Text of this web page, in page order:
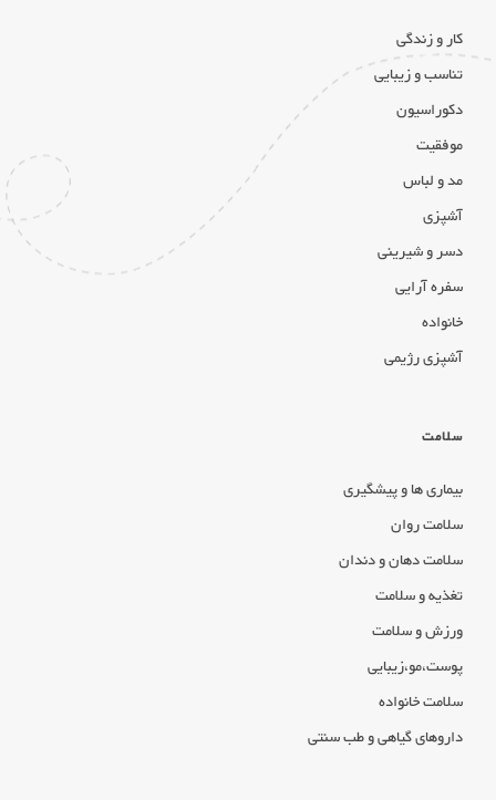
کار و زندگی
تناسب و زیبایی
دکوراسیون
موفقیت
مد و لباس
آشپزی
دسر و شیرینی
سفره آرایی
خانواده
آشپزی رژیمی
سلامت
بیماری ها و پیشگیری
سلامت روان
سلامت دهان و دندان
تغذیه و سلامت
ورزش و سلامت
پوست،مو،زیبایی
سلامت خانواده
داروهای گیاهی و طب سنتی